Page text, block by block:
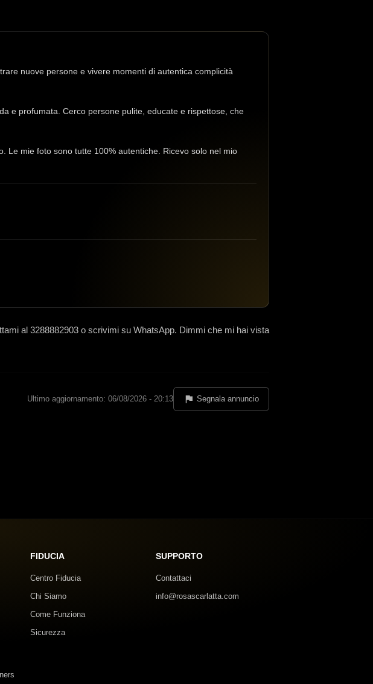
nuove persone e vivere momenti di autentica complicità
e profumata. Cerco persone pulite, educate e rispettose, che
Le mie foto sono tutte 100% autentiche. Ricevo solo nel mio
al 3288882903 o scrivimi su WhatsApp. Dimmi che mi hai vista
Ultimo aggiornamento: 06/08/2026 - 20:13 Segnala annuncio
FIDUCIA
Centro Fiducia
Chi Siamo
Come Funziona
Sicurezza
SUPPORTO
Contattaci
info@rosascarlatta.com